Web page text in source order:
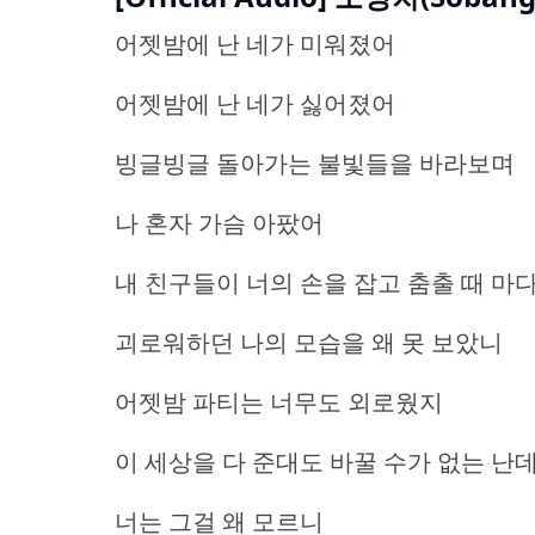
어젯밤에 난 네가 미워졌어
어젯밤에 난 네가 싫어졌어
빙글빙글 돌아가는 불빛들을 바라보며
나 혼자 가슴 아팠어
내 친구들이 너의 손을 잡고 춤출 때 마
괴로워하던 나의 모습을 왜 못 보았니
어젯밤 파티는 너무도 외로웠지
이 세상을 다 준대도 바꿀 수가 없는 난
너는 그걸 왜 모르니